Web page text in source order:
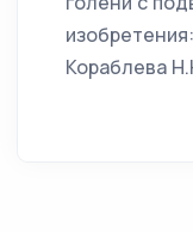
Кораблева